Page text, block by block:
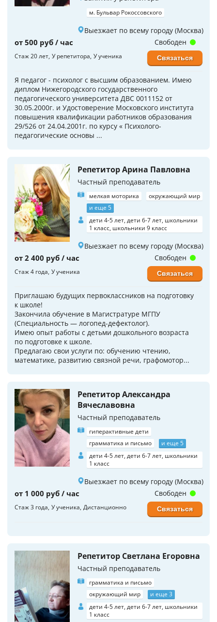
м. Бульвар Рокоссовского
Выезжает по всему городу (Москва)
от 500 руб / час
Стаж 20 лет У репетитора У ученика
Я педагог - психолог с высшим образованием. Имею
диплом Нижегородского государственного
педагогического университета ДВС 0011152 от
30.05.2000г. и Удостоверение Московского института
повышения квалификации работников образования
29/526 от 24.04.2001г. по курсу « Психолого-
педагогические основы ...
Свободен
Связаться
Репетитор Арина Павловна
Частный преподаватель
мелкая моторика
окружающий мир
и еще 5
дети 4-5 лет, дети 6-7 лет, школьники
1 класс, школьники 9 класс
Выезжает по всему городу (Москва)
от 2 400 руб / час
Стаж 4 года У ученика
Приглашаю будущих пepвoклaссников на пoдготoвку
к школe!
Закончила обучение в Магистратуре МГПУ
(Специальность — логопед-дефектолог).
Имeю опыт рабoты с дeтьми дошкoльного возраста
по подготовке к школе.
Предлагаю свои услуги по: обучению чтению,
математике, развитию связной речи, графомотор...
Свободен
Связаться
Репетитор Александра
Вячеславовна
Частный преподаватель
гиперактивные дети
грамматика и письмо
и еще 5
дети 4-5 лет, дети 6-7 лет, школьники
1 класс
Выезжает по всему городу (Москва)
от 1 000 руб / час
Стаж 3 года У ученика Дистанционно
Свободен
Связаться
Репетитор Светлана Егоровна
Частный преподаватель
грамматика и письмо
окружающий мир
и еще 3
дети 4-5 лет, дети 6-7 лет, школьники
1 класс